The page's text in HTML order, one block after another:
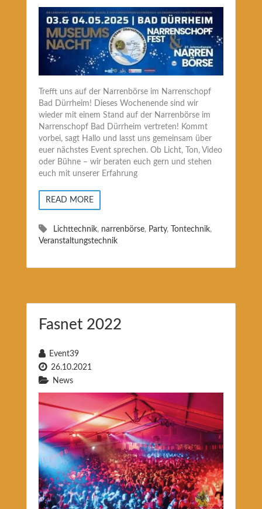
Trefft uns auf der Narrenbörse im Narrenschopf
Bad Dürrheim! Dieses Wochenende sind wir
wieder mit einem Stand auf der Narrenbörse im
Narrenschopf Bad Dürrheim vertreten! Kommt
vorbei, sagt Hallo und lasst uns gemeinsam über
euer nächstes Event sprechen. Ob Licht, Ton, Video
oder Bühne – wir beraten euch gern und stehen
euch mit unserer Erfahrung
READ MORE
Lichttechnik, narrenbörse, Party, Tontechnik,
Veranstaltungstechnik
Fasnet 2022
Event39
26.10.2021
News